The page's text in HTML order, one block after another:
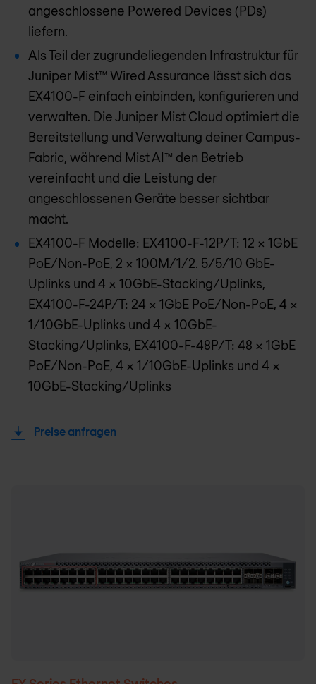
angeschlossene Powered Devices (PDs)
liefern.
Als Teil der zugrundeliegenden Infrastruktur für
Juniper Mist™ Wired Assurance lässt sich das
EX4100-F einfach einbinden, konfigurieren und
verwalten. Die Juniper Mist Cloud optimiert die
Bereitstellung und Verwaltung deiner Campus-
Fabric, während Mist AI™ den Betrieb
vereinfacht und die Leistung der
angeschlossenen Geräte besser sichtbar
macht.
EX4100-F Modelle: EX4100-F-12P/T: 12 x 1GbE
PoE/Non-PoE, 2 x 100M/1/2. 5/5/10 GbE-
Uplinks und 4 x 10GbE-Stacking/Uplinks,
EX4100-F-24P/T: 24 x 1GbE PoE/Non-PoE, 4 x
1/10GbE-Uplinks und 4 x 10GbE-
Stacking/Uplinks, EX4100-F-48P/T: 48 x 1GbE
PoE/Non-PoE, 4 x 1/10GbE-Uplinks und 4 x
10GbE-Stacking/Uplinks
Preise anfragen